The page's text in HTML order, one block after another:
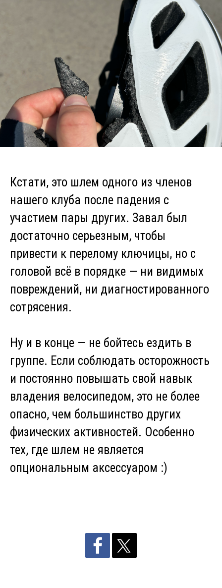
Кстати, это шлем одного из членов
нашего клуба после падения с
участием пары других. Завал был
достаточно серьезным, чтобы
привести к перелому ключицы, но с
головой всё в порядке — ни видимых
повреждений, ни диагностированного
сотрясения.
Ну и в конце — не бойтесь ездить в
группе. Если соблюдать осторожность
и постоянно повышать свой навык
владения велосипедом, это не более
опасно, чем большинство других
физических активностей. Особенно
тех, где шлем не является
опциональным аксессуаром :)